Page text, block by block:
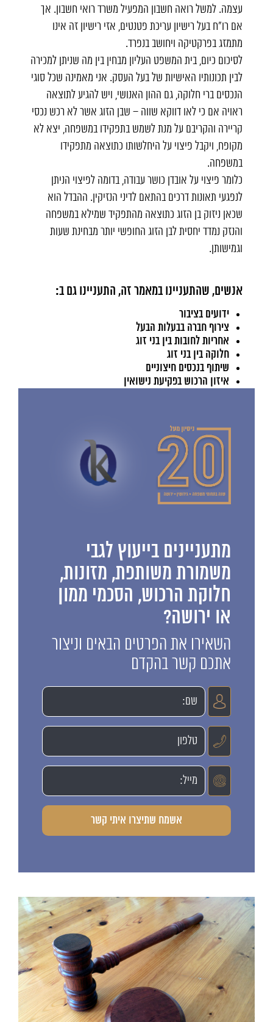
עצמה. למשל רואה חשבון המפעיל משרד רואי חשבון. אך
אם רו"ח בעל רישיון עריכת פטנטים, אזי רישיון זה אינו
מתמזג בפרקטיקה ויחושב בנפרד.
לסיכום כיום, בית המשפט העליון מבחין בין מה שניתן למכירה
לבין תכונותיו האישיות של בעל העסק. אני מאמינה שכל סוגי
הנכסים ברי חלוקה, גם ההון האנושי, ויש להגיע לתוצאה
ראויה אם כי לאו דווקא שווה – שבן הזוג אשר לא רכש נכסי
קריירה והקריבם על מנת לשמש בתפקידו במשפחה, יצא לא
מקופח, ויקבל פיצוי על היחלשותו כתוצאה מתפקידו
במשפחה.
כלומר פיצוי על אובדן כושר עבודה, בדומה לפיצוי הניתן
לנפגעי תאונות דרכים בהתאם לדיני הנזיקין. ההבדל הוא
שכאן ניזוק בן הזוג כתוצאה מהתפקיד שמילא במשפחה
והנזק נמדד יחסית לבן הזוג החופשי יותר מבחינת שעות
וגמישותן.
אנשים, שהתעניינו במאמר זה, התעניינו גם ב:
ידועים בציבור
צירוף חברה בבעלות הבעל
אחריות לחובות בין בני זוג
חלוקה בין בני זוג
שיתוף בנכסים חיצוניים
איזון הרכוש בפקיעת נישואין
מתעניינים בייעוץ לגבי
משמורת משותפת, מזונות,
חלוקת הרכוש, הסכמי ממון
או ירושה?
השאירו את הפרטים הבאים וניצור
אתכם קשר בהקדם